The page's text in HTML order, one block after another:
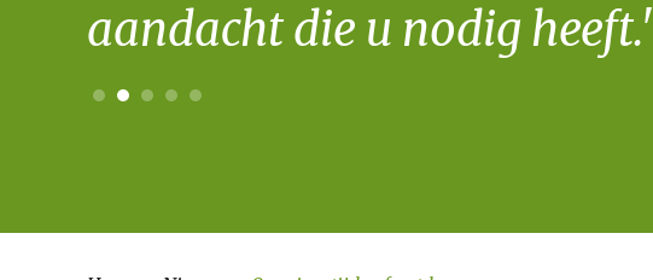
aandacht die u nodig heeft.'